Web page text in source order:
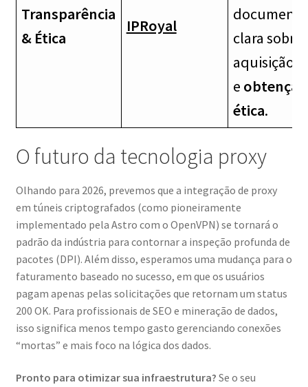
Transparência
& Ética
IPRoyal
clara sobre
aquisição
e obtenção
ética.
O futuro da tecnologia proxy
Olhando para 2026, prevemos que a integração de proxy
em túneis criptografados (como pioneiramente
implementado pela Astro com o OpenVPN) se tornará o
padrão da indústria para contornar a inspeção profunda de
pacotes (DPI). Além disso, esperamos uma mudança para o
faturamento baseado no sucesso, em que os usuários
pagam apenas pelas solicitações que retornam um status
200 OK. Para profissionais de SEO e mineração de dados,
isso significa menos tempo gasto gerenciando conexões
“mortas” e mais foco na lógica dos dados.
Pronto para otimizar sua infraestrutura? Se o seu